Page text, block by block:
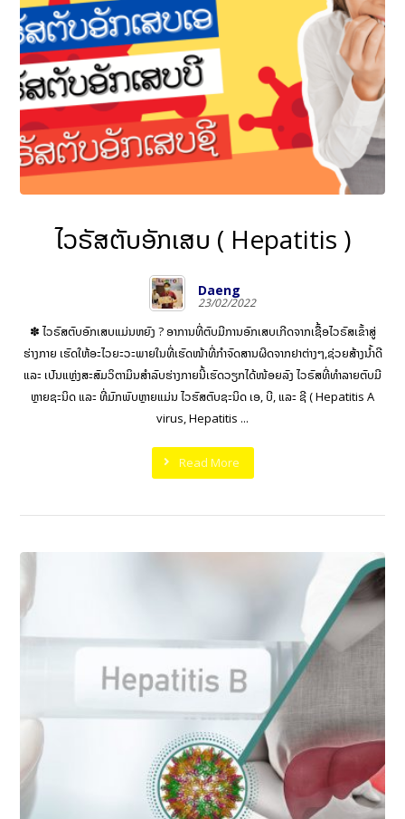
ໄວຣັສຕັບອັກເສບ ( Hepatitis )
Daeng
23/02/2022
✽ ໄວຣັສຕັບອັກເສບແມ່ນຫຍັງ ? ອາການທີ່ຕັບມີການອັກເສບເກີດຈາກເຊື້ອໄວຣັສເຂົ້າສູ່
ຮ່າງກາຍ ເຮັດໃຫ້ອະໄວຍະວະພາຍໃນທີ່ເຮັດໜ້າທີ່ກໍາຈັດສານຜິດຈາກຢາຕ່າງໆ,ຊ່ວຍສ້າງນໍ້າດີ
ແລະ ເປັນແຫຼ່ງສະສົມວິຕາມິນສໍາລັບຮ່າງກາຍນີ້ເຮັດວຽກໄດ້ໜ້ອຍລົງ ໄວຣັສທີ່ທໍາລາຍຕັບມີ
ຫຼາຍຊະນິດ ແລະ ທີ່ມັກພົບຫຼາຍແມ່ນ ໄວຮັສຕັບຊະນິດ ເອ, ບີ, ແລະ ຊີ ( Hepatitis A
virus, Hepatitis ...
Read More